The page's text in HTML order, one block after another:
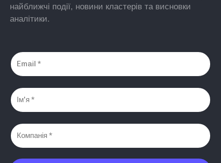
найближчі події, новини кластерів та висновки
аналітики.